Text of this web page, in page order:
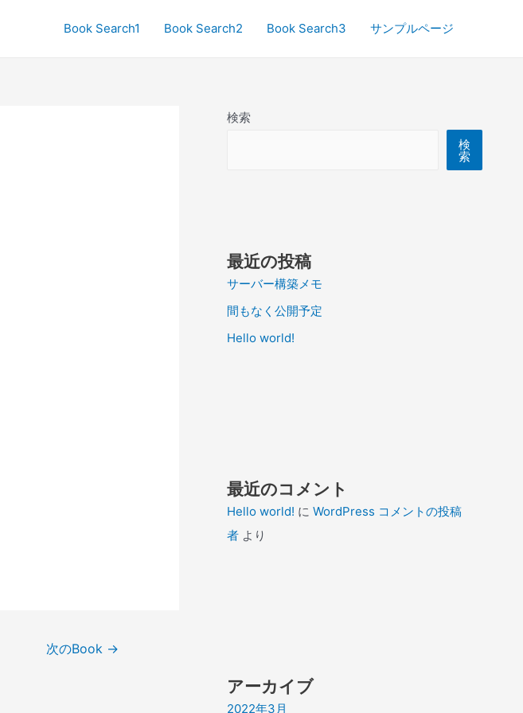
Book Search1 Book Search2 Book Search3 サンプルページ
次のBook →
検索
検
索
最近の投稿
サーバー構築メモ
間もなく公開予定
Hello world!
最近のコメント
Hello world! に WordPress コメントの投稿
者 より
アーカイブ
2022年3月